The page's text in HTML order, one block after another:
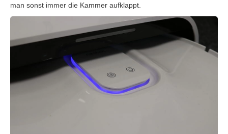
man sonst immer die Kammer aufklappt.